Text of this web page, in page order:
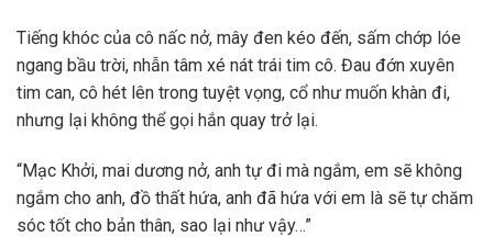
Tiếng khóc của cô nấc nở, mây đen kéo đến, sấm chớp lóe
ngang bầu trời, nhẫn tâm xé nát trái tim cô. Đau đớn xuyên
tim can, cô hét lên trong tuyệt vọng, cổ như muốn khàn đi,
nhưng lại không thể gọi hắn quay trở lại.
“Mạc Khởi, mai dương nở, anh tự đi mà ngắm, em sẽ không
ngắm cho anh, đồ thất hứa, anh đã hứa với em là sẽ tự chăm
sóc tốt cho bản thân, sao lại như vậy…”